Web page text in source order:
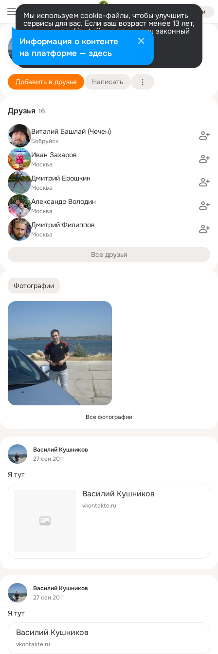
Войти
Мы используем cookie-файлы, чтобы улучшить
сервисы для вас. Если ваш возраст менее 13 лет,
настроить cookie-файлы должен ваш законный
представитель. Больше информации
Разрешить все Настроить
Василий Кушников
Москва 3 апреля Подробнее
Добавить в друзья Написать
Фотографии
Все фотографии
Фид
Василий Кушников
27 сен 2011
Я тут
Василий Кушников
vkontakte.ru
Фид
Василий Кушников
27 сен 2011
Я тут
Василий Кушников
vkontakte.ru
Друзья 16
Виталий Башлай (Чечен)
Бобруйск
Иван Захаров
Москва
Дмитрий Ерошкин
Москва
Александр Володин
Москва
Дмитрий Филиппов
Москва
Все друзья
Информация о контенте
на платформе — здесь